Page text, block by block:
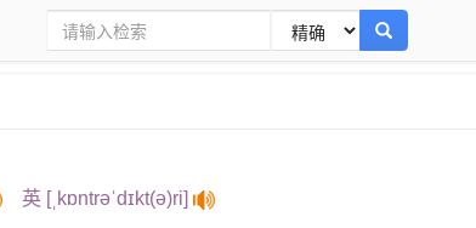
英 [ˌkɒntrəˈdɪkt(ə)ri]